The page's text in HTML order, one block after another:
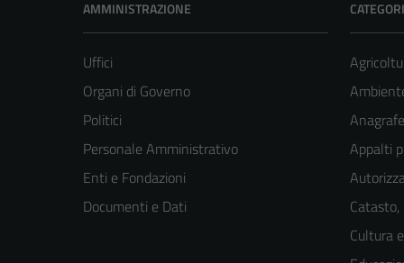
AMMINISTRAZIONE
Uffici
Organi di Governo
Politici
Personale Amministrativo
Enti e Fondazioni
Documenti e Dati
Appalti
Catasto,
Cultura